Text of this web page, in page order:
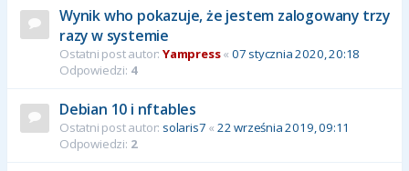
Wynik who pokazuje, że jestem zalogowany trzy
razy w systemie
Ostatni post autor: Yampress« 07 stycznia 2020, 20:18
Odpowiedzi: 4
Debian 10 i nftables
Ostatni post autor: solaris7 « 22 września 2019, 09:11
Odpowiedzi: 2